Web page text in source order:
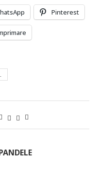
Pinterest